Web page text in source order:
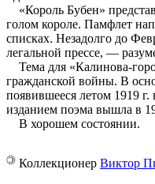
«Король Бубен»
голом короле. Памфлет
списках. Незадолго до
легальной прессе, —
Тема для «Калинова-
гражданской войны. В
появившееся летом 1919
изданием поэма вышла в
В хорошем состоянии.
© Коллекционер Виктор